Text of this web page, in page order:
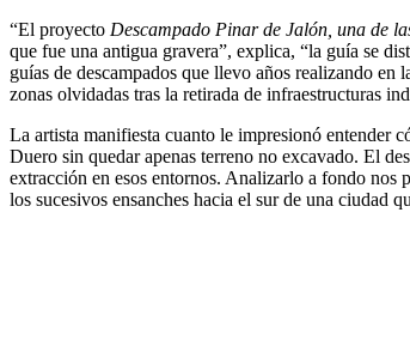
“El proyecto Descampado Pinar de Jalón, una de
que fue una antigua gravera”, explica, “la guía se
guías de descampados que llevo años realizando
zonas olvidadas tras la retirada de infraestructuras
La artista manifiesta cuanto le impresionó entender
Duero sin quedar apenas terreno no excavado. El
extracción en esos entornos. Analizarlo a fondo nos
los sucesivos ensanches hacia el sur de una ciudad